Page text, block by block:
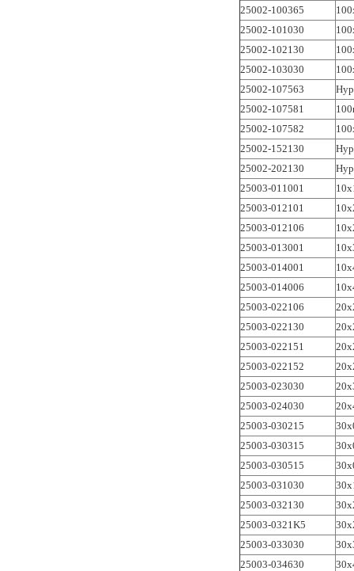
25002-100365
25002-101030
25002-102130
25002-103030
25002-107563
25002-107581
25002-107582
25002-152130
25002-202130
25003-011001
25003-012101
25003-012106
25003-013001
25003-014001
25003-014006
25003-022106
25003-022130
25003-022151
25003-022152
25003-023030
25003-024030
25003-030215
25003-030315
25003-030515
25003-031030
25003-032130
25003-0321K5
25003-033030
25003-034630